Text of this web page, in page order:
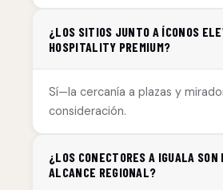
¿LOS SITIOS JUNTO A ÍCONOS
HOSPITALITY PREMIUM?
Sí—la cercanía a plazas y
consideración.
¿LOS CONECTORES A IGUALA SON
ALCANCE REGIONAL?